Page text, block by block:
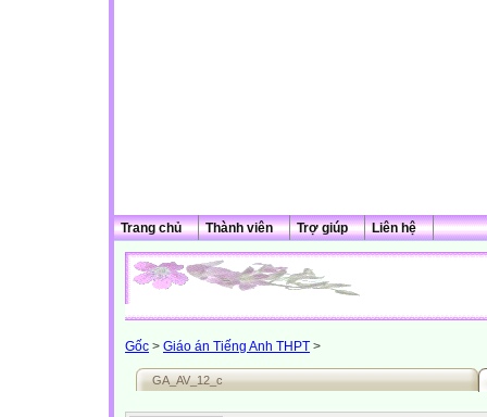
Trang chủ Thành viên Trợ giúp Liên hệ
Gốc > Giáo án Tiếng Anh THPT >
GA_AV_12_c